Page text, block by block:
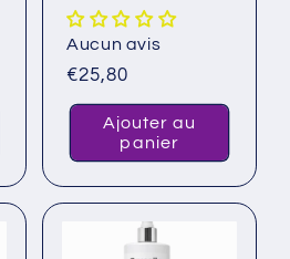
rajeunissant .
Éliminé toutes les
peaux mortes et
ouvre les pores
Aucun avis
Prix
habituel
€25,80
Ajouter au
panier